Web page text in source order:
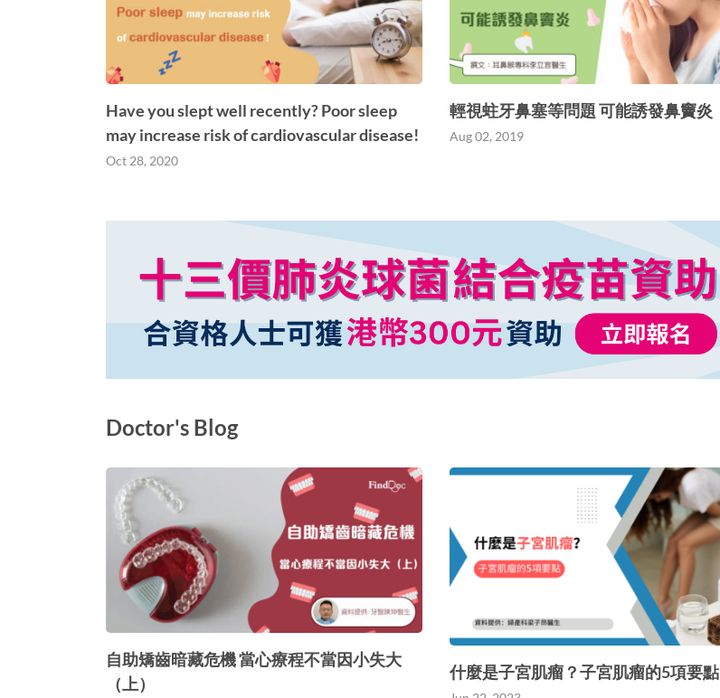
Have you slept well recently? Poor sleep
may increase risk of cardiovascular disease!
Oct 28, 2020
輕視蛀牙鼻塞等問題 可能誘發鼻竇炎
Aug 02, 2019
Doctor's Blog
自助矯齒暗藏危機 當心療程不當因小失大
（上）
什麼是子宮肌瘤？子宮肌瘤的5項要點